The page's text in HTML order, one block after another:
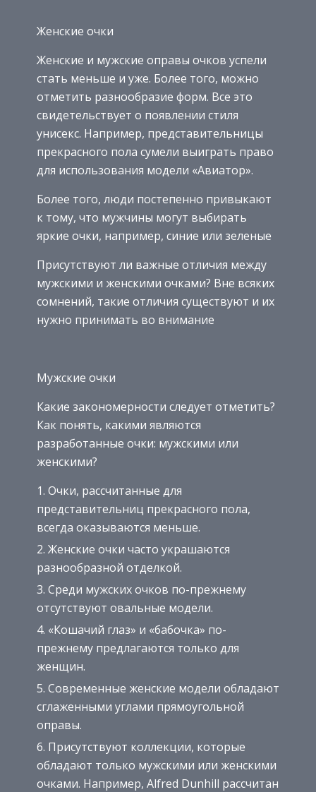
Женские очки
Женские и мужские оправы очков успели
стать меньше и уже. Более того, можно
отметить разнообразие форм. Все это
свидетельствует о появлении стиля
унисекс. Например, представительницы
прекрасного пола сумели выиграть право
для использования модели «Авиатор».
Более того, люди постепенно привыкают
к тому, что мужчины могут выбирать
яркие очки, например, синие или зеленые
Присутствуют ли важные отличия между
мужскими и женскими очками? Вне всяких
сомнений, такие отличия существуют и их
нужно принимать во внимание
Мужские очки
Какие закономерности следует отметить?
Как понять, какими являются
разработанные очки: мужскими или
женскими?
Очки, рассчитанные для
представительниц прекрасного пола,
всегда оказываются меньше.
Женские очки часто украшаются
разнообразной отделкой.
Среди мужских очков по-прежнему
отсутствуют овальные модели.
«Кошачий глаз» и «бабочка» по-
прежнему предлагаются только для
женщин.
Современные женские модели обладают
сглаженными углами прямоугольной
оправы.
Присутствуют коллекции, которые
обладают только мужскими или женскими
очками. Например, Alfred Dunhill рассчитан